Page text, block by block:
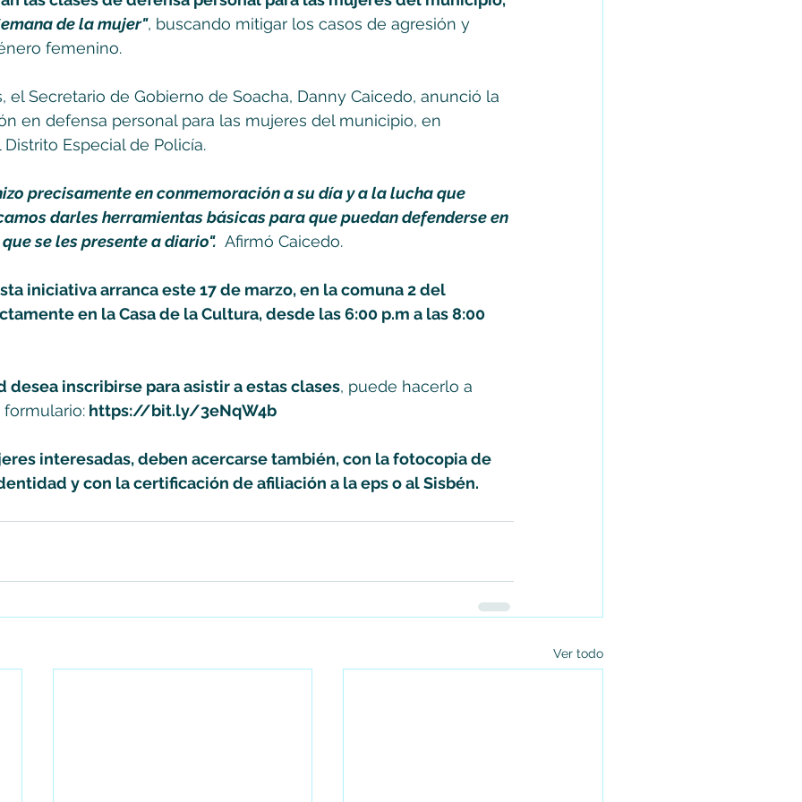
de la mujer", buscando mitigar los casos de agresión y
femenino.
el Secretario de Gobierno de Soacha, Danny Caicedo, anunció la
en defensa personal para las mujeres del municipio, en
Especial de Policía.
precisamente en conmemoración a su día y a la lucha que
darles herramientas básicas para que puedan defenderse en
se les presente a diario".
  Afirmó Caicedo.
iniciativa arranca este 17 de marzo, en la comuna 2 del
en la Casa de la Cultura, desde las 6:00 p.m a las 8:00
desea inscribirse para asistir a estas clases, puede hacerlo a
https://bit.ly/3eNqW4b
interesadas, deben acercarse también, con la fotocopia de
y con la certificación de afiliación a la eps o al Sisbén.
Ver todo